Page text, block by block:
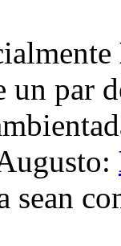
par
sean